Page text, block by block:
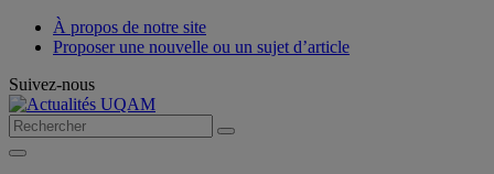
À propos de notre site
Proposer une nouvelle ou un sujet d’article
Suivez-nous